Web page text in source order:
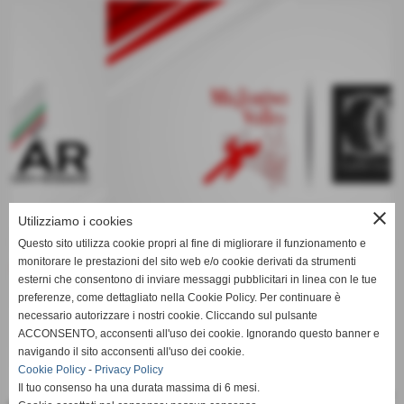
keyboard_arrow_left keyboard_arrow_right
close
Utilizziamo i cookies
Questo sito utilizza cookie propri al fine di migliorare il funzionamento e
monitorare le prestazioni del sito web e/o cookie derivati da strumenti
esterni che consentono di inviare messaggi pubblicitari in linea con le tue
preferenze, come dettagliato nella Cookie Policy. Per continuare è
necessario autorizzare i nostri cookie. Cliccando sul pulsante
ACCONSENTO, acconsenti all'uso dei cookie. Ignorando questo banner e
navigando il sito acconsenti all'uso dei cookie.
Cookie Policy - Privacy Policy
Il tuo consenso ha una durata massima di 6 mesi.